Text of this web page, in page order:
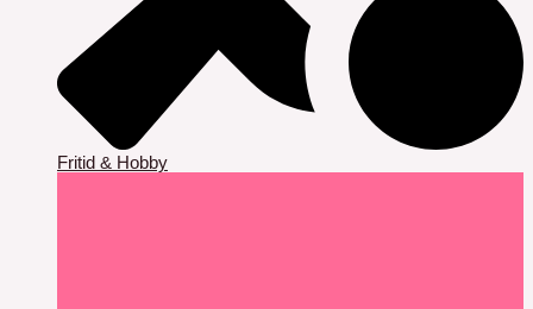
Fritid & Hobby